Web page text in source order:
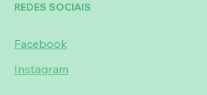
REDES SOCIAIS
Facebook
Instagram